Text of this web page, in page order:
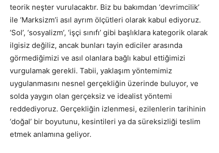
teorik neşter vurulacaktır. Biz bu bakımdan ‘devrimcilik’
ile ‘Marksizm’i asıl ayrım ölçütleri olarak kabul ediyoruz.
‘Sol’, ‘sosyalizm’, ‘işçi sınıfı’ gibi başlıklara kategorik olarak
ilgisiz değiliz, ancak bunları tayin ediciler arasında
görmediğimizi ve asıl olanlara bağlı kabul ettiğimizi
vurgulamak gerekli. Tabii, yaklaşım yöntemimiz
uygulanmasını nesnel gerçekliğin üzerinde buluyor, ve
solda yaygın olan gerçeksiz ve idealist yöntemi
reddediyoruz. Gerçekliğin izlenmesi, ezilenlerin tarihinin
‘doğal’ bir boyutunu, kesintileri ya da süreksizliği teslim
etmek anlamına geliyor.